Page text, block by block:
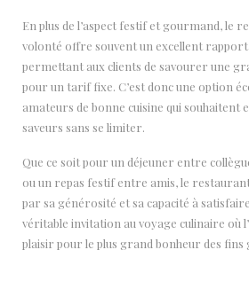
En plus de l’aspect festif et gourmand, le
volonté offre souvent un excellent
permettant aux clients de savourer une
pour un tarif fixe. C’est donc une option
amateurs de bonne cuisine qui
saveurs sans se limiter.
Que ce soit pour un déjeuner entre
ou un repas festif entre amis, le
par sa générosité et sa capacité à
véritable invitation au voyage culinaire où
plaisir pour le plus grand bonheur des fins